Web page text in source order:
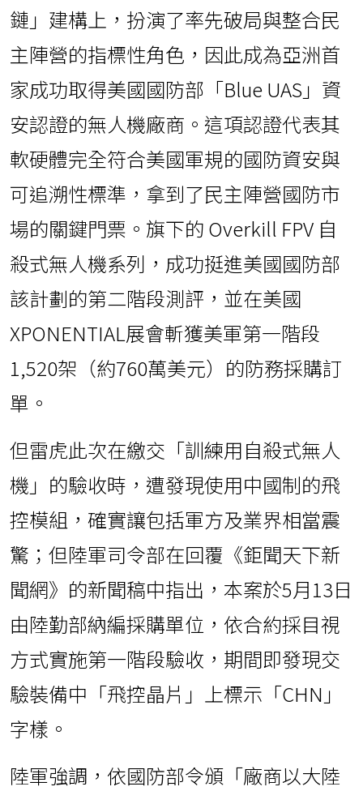
鏈」建構上，扮演了率先破局與整合民
主陣營的指標性角色，因此成為亞洲首
家成功取得美國國防部「Blue UAS」資
安認證的無人機廠商。這項認證代表其
軟硬體完全符合美國軍規的國防資安與
可追溯性標準，拿到了民主陣營國防市
場的關鍵門票。旗下的 Overkill FPV 自
殺式無人機系列，成功挺進美國國防部
該計劃的第二階段測評，並在美國
XPONENTIAL展會斬獲美軍第一階段
1,520架（約760萬美元）的防務採購訂
單。
但雷虎此次在繳交「訓練用自殺式無人
機」的驗收時，遭發現使用中國制的飛
控模組，確實讓包括軍方及業界相當震
驚；但陸軍司令部在回覆《鉅聞天下新
聞網》的新聞稿中指出，本案於5月13日
由陸勤部納編採購單位，依合約採目視
方式實施第一階段驗收，期間即發現交
驗裝備中「飛控晶片」上標示「CHN」
字樣。
陸軍強調，依國防部令頒「廠商以大陸